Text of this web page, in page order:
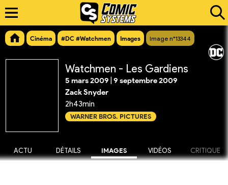
Cinéma #DC #Watchmen Images Image n°13344
Watchmen - Les Gardiens
5 mars 2009 9 septembre 2009
Zack Snyder
2h43min
WARNER BROS. PICTURES
ACTU DÉTAILS IMAGES VIDÉOS CRITIQUE